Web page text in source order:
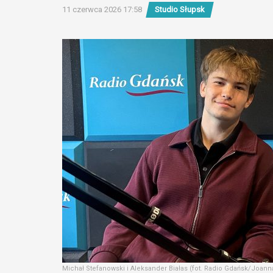
11 czerwca 2026 17:58 Studio Słupsk
Michał Stefanowski i Aleksander Białas (fot. Radio Gdańsk/